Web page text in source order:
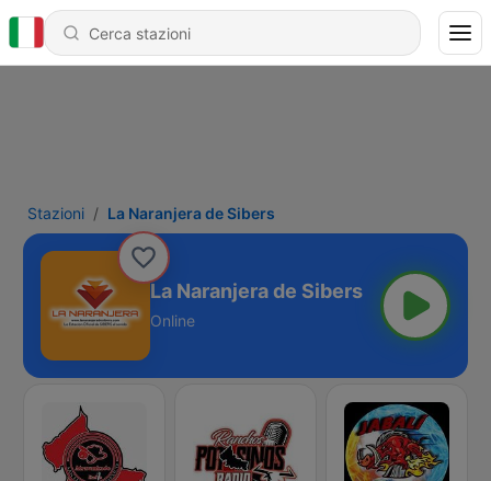
Stazioni La Naranjera de Sibers
La Naranjera de Sibers
Online